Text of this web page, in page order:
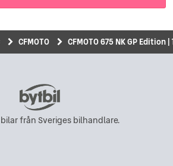
CFMOTO CFMOTO 675 NK GP Edition
bilar från Sveriges bilhandlare.